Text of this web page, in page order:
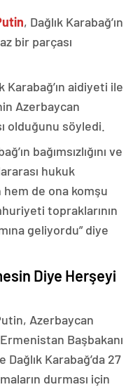
, Dağlık Karabağ’ın
bir parçası
Karabağ’ın aidiyeti ile
Azerbaycan
olduğunu söyledi.
bağımsızlığını ve
hukuk
hem de ona komşu
topraklarının
geliyordu” diye
Diye Herşeyi
Azerbaycan
Başbakanı
Karabağ’da 27
durması için